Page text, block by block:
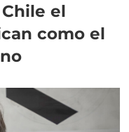
el
como el